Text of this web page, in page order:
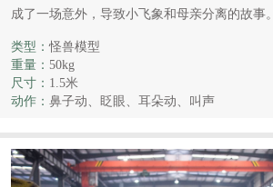
成了一场意外，导致小飞象和母亲分离的故事。
类型：怪兽模型
重量： 50kg
尺寸： 1.5米
动作： 鼻子动、眨眼、耳朵动、叫声